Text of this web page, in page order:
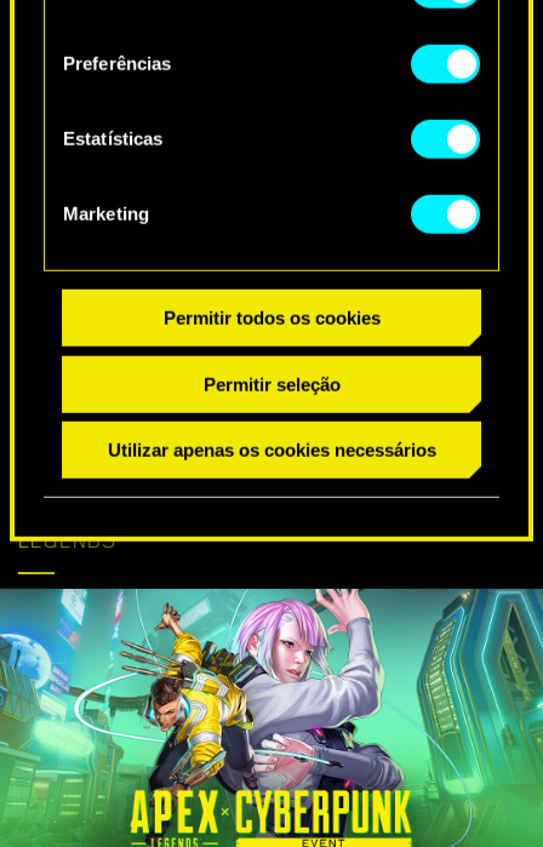
Você encontrará todos os detalhes sobre o uso
de cookies e poderá ajustar as suas preferências
Preferências
Estatísticas
Marketing
Permitir todos os cookies
Permitir seleção
Utilizar apenas os cookies necessários
CYBERPUNK
LEGENDS
SAIBA MAIS